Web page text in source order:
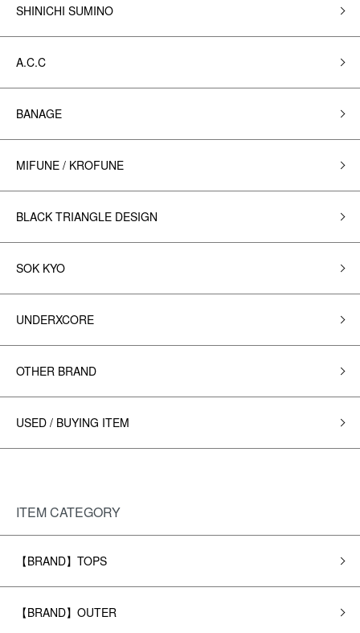
SHINICHI SUMINO
A.C.C
BANAGE
MIFUNE / KROFUNE
BLACK TRIANGLE DESIGN
SOK KYO
UNDERXCORE
OTHER BRAND
USED / BUYING ITEM
ITEM CATEGORY
【BRAND】TOPS
【BRAND】OUTER